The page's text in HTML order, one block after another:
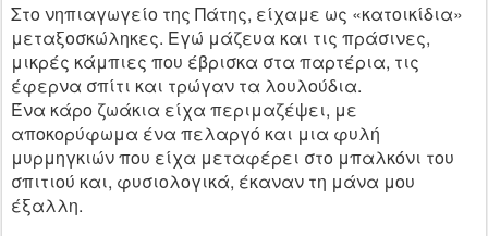
Στο νηπιαγωγείο της Πάτης, είχαμε ως «κατοικίδια»
μεταξοσκώληκες. Εγώ μάζευα και τις πράσινες,
μικρές κάμπιες που έβρισκα στα παρτέρια, τις
έφερνα σπίτι και τρώγαν τα λουλούδια.
Ένα κάρο ζωάκια είχα περιμαζέψει, με
αποκορύφωμα ένα πελαργό και μια φυλή
μυρμηγκιών που είχα μεταφέρει στο μπαλκόνι του
σπιτιού και, φυσιολογικά, έκαναν τη μάνα μου
έξαλλη.